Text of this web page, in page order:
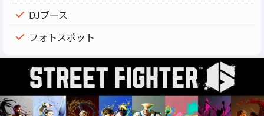
DJブース
フォトスポット